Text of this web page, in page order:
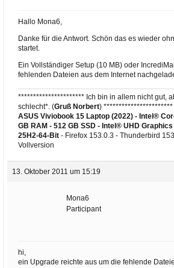
Hallo Mona6,
Danke für die Antwort. Schön das es wieder
startet.
Ein Vollständiger Setup (10 MB) oder
fehlenden Dateien aus dem Internet
********************** Ich bin in allem nicht gut,
schlecht*. (Gruß Norbert) ***********************
ASUS Viviobook 15 Laptop (2022) - Intel®
GB RAM - 512 GB SSD - Intel® UHD Graphics
25H2-64-Bit- Firefox 153.0.3 - Thunderbird
Vollversion
13. Oktober 2011 um 15:19
Mona6
Participant
hi,
ein Upgrade reichte aus um die fehlende